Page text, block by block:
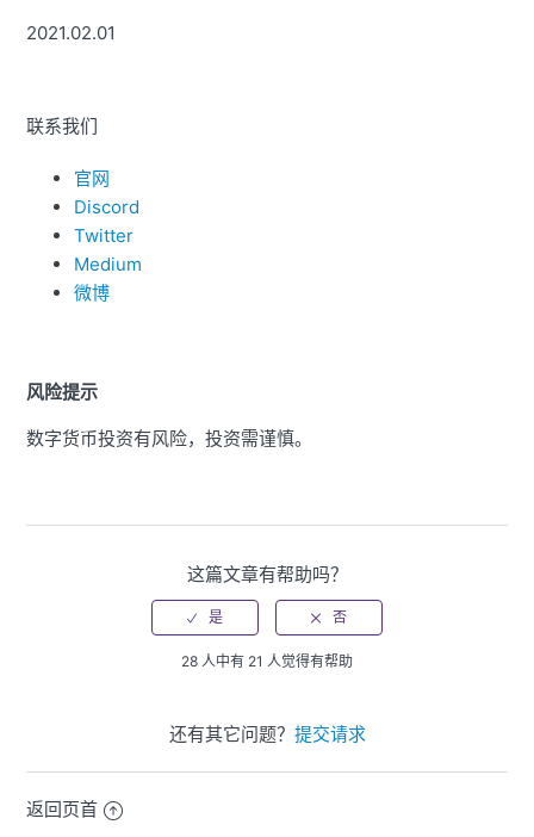
2021.02.01
联系我们
官网
Discord
Twitter
Medium
微博
风险提示
数字货币投资有风险，投资需谨慎。
这篇文章有帮助吗？
28 人中有 21 人觉得有帮助
还有其它问题？ 提交请求
返回页首